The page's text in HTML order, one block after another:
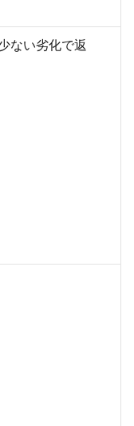
ない劣化で返